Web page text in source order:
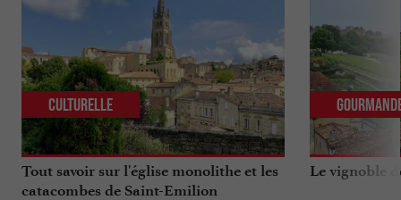
Tout savoir sur l'église monolithe et les
catacombes de Saint-Emilion
Culturelle
Le vignoble